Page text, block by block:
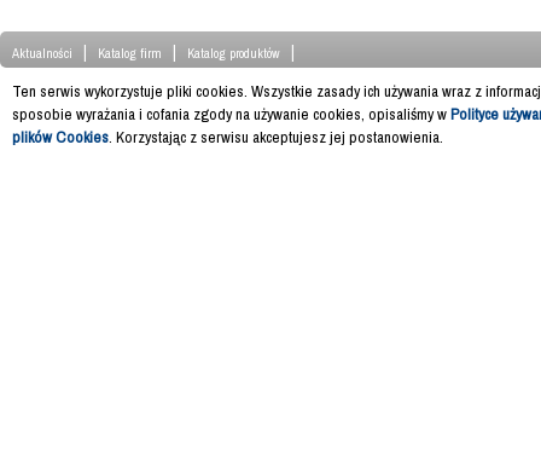
Aktualności | Katalog firm | Katalog produktów
|
Ten serwis wykorzystuje pliki cookies. Wszystkie zasady ich używania wraz z
sposobie wyrażania i cofania zgody na używanie cookies, opisaliśmy wPolityce
plików Cookies. Korzystając z serwisu akceptujesz jej postanowienia.